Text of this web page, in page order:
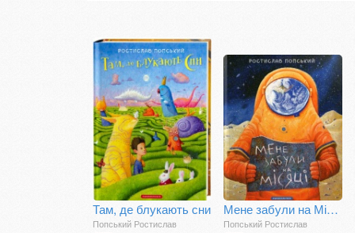
Там, де блукають сни
Попський Ростислав
Мене забули на Місяці
Попський Ростислав